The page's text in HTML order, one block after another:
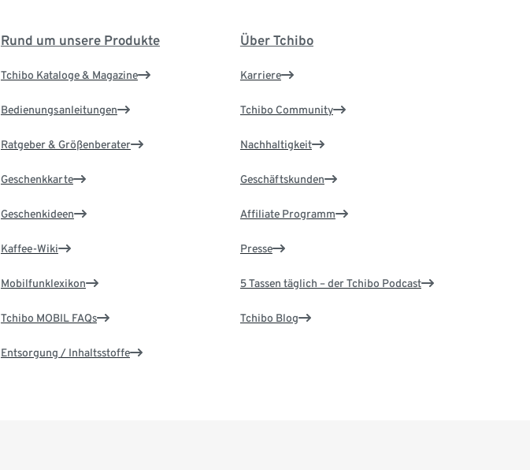
Rund um unsere Produkte
Tchibo Kataloge & Magazine
Bedienungsanleitungen
Ratgeber & Größenberater
Geschenkkarte
Geschenkideen
Kaffee-Wiki
Mobilfunklexikon
Tchibo MOBIL FAQs
Entsorgung / Inhaltsstoffe
Über Tchibo
Karriere
Tchibo Community
Nachhaltigkeit
Geschäftskunden
Affiliate Programm
Presse
5 Tassen täglich – der Tchibo Podcast
Tchibo Blog